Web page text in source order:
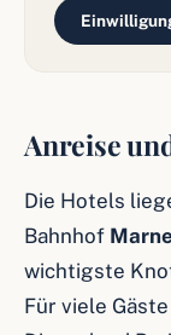
Anreise
Die Hotels
Bahnhof
wichtigste
Für viele